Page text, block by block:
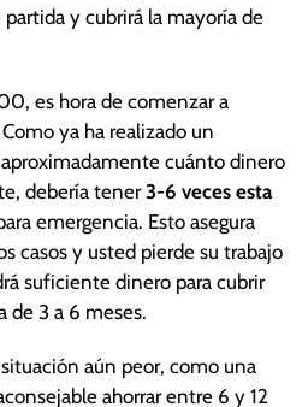
y cubrirá la mayoría de
es hora de comenzar a
ya ha realizado un
cuánto dinero
debería tener3-6 veces esta
emergencia. Esto asegura
casos y usted pierde su trabajo
suficiente dinero para cubrir
de 3 a 6 meses.
situación aún peor, como una
ahorrar entre 6 y 12